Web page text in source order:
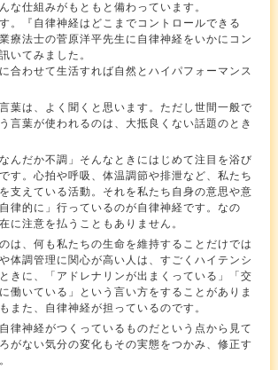
な仕組みがもともと備わっています。
。『自律神経はどこまでコントロールできる
療法士の菅原洋平先生に自律神経をいかにコン
いてみました。
合わせて生活すれば自然とハイパフォーマンス
葉は、よく聞くと思います。ただし世間一般で
言葉が使われるのは、大抵良くない話題のとき
んだか不調」そんなときにはじめて注目を浴び
す。心拍や呼吸、体温調節や排泄など、私たち
支えている活動。それを私たち自身の意思や意
律的に」行っているのが自律神経です。なの
に注意を払うこともありません。
は、何も私たちの生命を維持することだけでは
体調管理に関心が高い人は、すごくハイテンシ
きに、「アドレナリンが出まくっている」「交
働いている」という言い方をすることがありま
また、自律神経が担っているのです。
律神経がつくっているものだという点から見て
がない気分の変化もその実態をつかみ、修正す